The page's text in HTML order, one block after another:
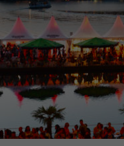
Mach mit: «Be Part of the
Engagiere dich als
Kulturinstitution und unterstütze
Mit deiner Mitgliedschaft erhältst
diversen Kulturevents.